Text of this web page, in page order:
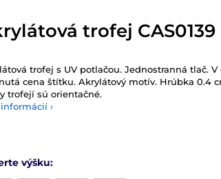
trofej CAS0139
trofej s UV potlačou. Jednostranná tlač.
cena štítku. Akrylátový motív. Hrúbka 0.4
trofejí sú orientačné.
›
výšku: